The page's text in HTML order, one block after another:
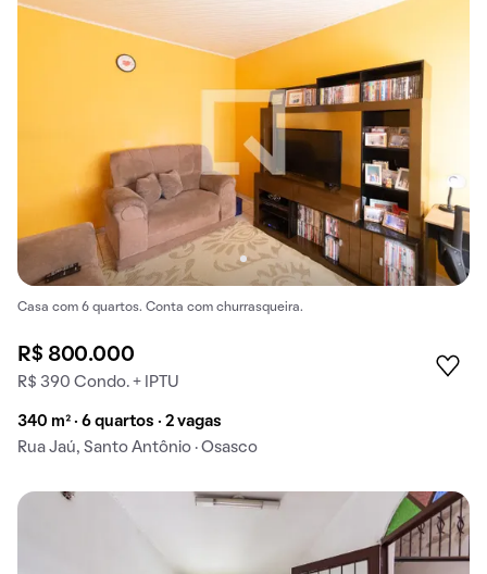
Casa com 6 quartos. Conta com churrasqueira.
R$ 800.000
R$ 390 Condo. + IPTU
340 m² · 6 quartos · 2 vagas
Rua Jaú, Santo Antônio · Osasco